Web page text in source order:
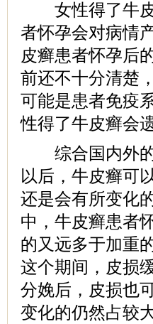
女性得了牛皮
者怀孕会对病情
皮癣患者怀孕后
前还不十分清楚
可能是患者免疫
性得了牛皮癣会
综合国内外的
以后，牛皮癣可
还是会有所变化
中，牛皮癣患者
的又远多于加重
这个期间，皮损
分娩后，皮损也
变化的仍然占较